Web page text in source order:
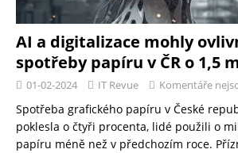
AI a digitalizace mohly
spotřeby papíru v ČR o 1,5
01-02-2024 IT Revue Komentáře
Spotřeba grafického papíru v České
poklesla o čtyři procenta, lidé použili o
papíru méně než v předchozím roce.